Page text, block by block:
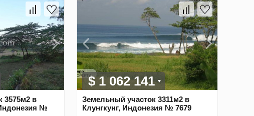
3575м2 в
№
$ 1 062 141
Земельный участок 3311м2 в
Клунгкунг, Индонезия № 7679